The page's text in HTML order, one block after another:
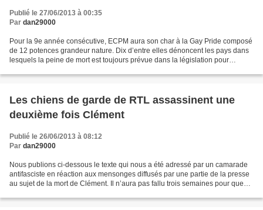
Publié le 27/06/2013 à 00:35
Par dan29000
Pour la 9e année consécutive, ECPM aura son char à la Gay Pride composé
de 12 potences grandeur nature. Dix d’entre elles dénoncent les pays dans
lesquels la peine de mort est toujours prévue dans la législation pour
Les chiens de garde de RTL assassinent une
deuxième fois Clément
Publié le 26/06/2013 à 08:12
Par dan29000
Nous publions ci-dessous le texte qui nous a été adressé par un camarade
antifasciste en réaction aux mensonges diffusés par une partie de la presse
au sujet de la mort de Clément. Il n’aura pas fallu trois semaines pour que